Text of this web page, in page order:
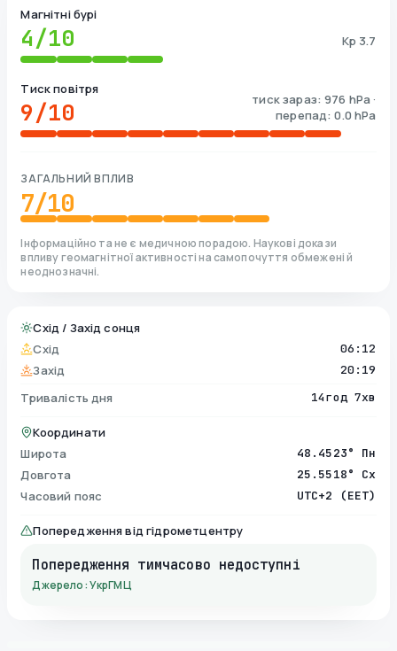
Магнітні бурі
4/10 Kp 3.7
Тиск повітря
9/10
тиск зараз: 976 hPa ·
перепад: 0.0 hPa
ЗАГАЛЬНИЙ ВПЛИВ
7/10
Інформаційно та не є медичною порадою. Наукові докази
впливу геомагнітної активності на самопочуття обмежені й
неоднозначні.
Схід / Захід сонця
Схід
06:12
Захід 20:19
Тривалість дня 14год 7хв
Координати
Широта
48.4523° Пн
Довгота 25.5518° Сх
Часовий пояс UTC+2 (EET)
Попередження від гідрометцентру
Попередження тимчасово недоступні
Джерело: УкрГМЦ